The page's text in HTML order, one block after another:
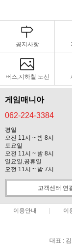
공지사항
버스,지하철 노선
게임매니아
062-224-3384
평일
오전 11시 ~ 밤 8시
토요일
오전 11시 ~ 밤 8시
일요일,공휴일
오전 11시 ~ 밤 7시
고객센터 연
이용안내 이
대표 :